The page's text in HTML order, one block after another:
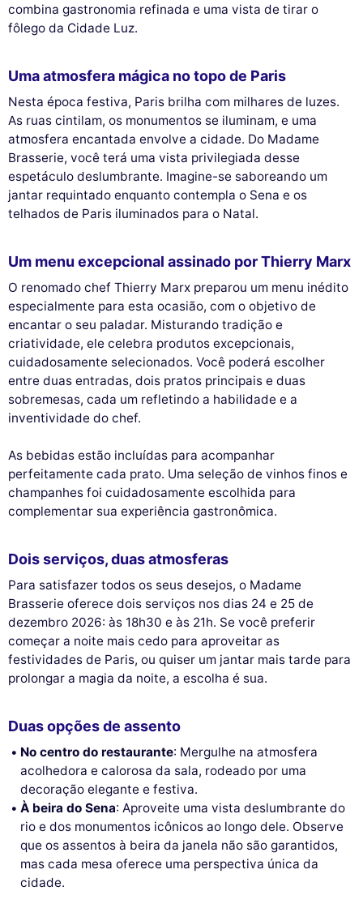
combina gastronomia refinada e uma vista de tirar o
fôlego da Cidade Luz.
Uma atmosfera mágica no topo de Paris
Nesta época festiva, Paris brilha com milhares de luzes.
As ruas cintilam, os monumentos se iluminam, e uma
atmosfera encantada envolve a cidade. Do Madame
Brasserie, você terá uma vista privilegiada desse
espetáculo deslumbrante. Imagine-se saboreando um
jantar requintado enquanto contempla o Sena e os
telhados de Paris iluminados para o Natal.
Um menu excepcional assinado por Thierry Marx
O renomado chef Thierry Marx preparou um menu inédito
especialmente para esta ocasião, com o objetivo de
encantar o seu paladar. Misturando tradição e
criatividade, ele celebra produtos excepcionais,
cuidadosamente selecionados. Você poderá escolher
entre duas entradas, dois pratos principais e duas
sobremesas, cada um refletindo a habilidade e a
inventividade do chef.
As bebidas estão incluídas para acompanhar
perfeitamente cada prato. Uma seleção de vinhos finos e
champanhes foi cuidadosamente escolhida para
complementar sua experiência gastronômica.
Dois serviços, duas atmosferas
Para satisfazer todos os seus desejos, o Madame
Brasserie oferece dois serviços nos dias 24 e 25 de
dezembro 2026: às 18h30 e às 21h. Se você preferir
começar a noite mais cedo para aproveitar as
festividades de Paris, ou quiser um jantar mais tarde para
prolongar a magia da noite, a escolha é sua.
Duas opções de assento
No centro do restaurante: Mergulhe na atmosfera
acolhedora e calorosa da sala, rodeado por uma
decoração elegante e festiva.
À beira do Sena: Aproveite uma vista deslumbrante do
rio e dos monumentos icônicos ao longo dele. Observe
que os assentos à beira da janela não são garantidos,
mas cada mesa oferece uma perspectiva única da
cidade.